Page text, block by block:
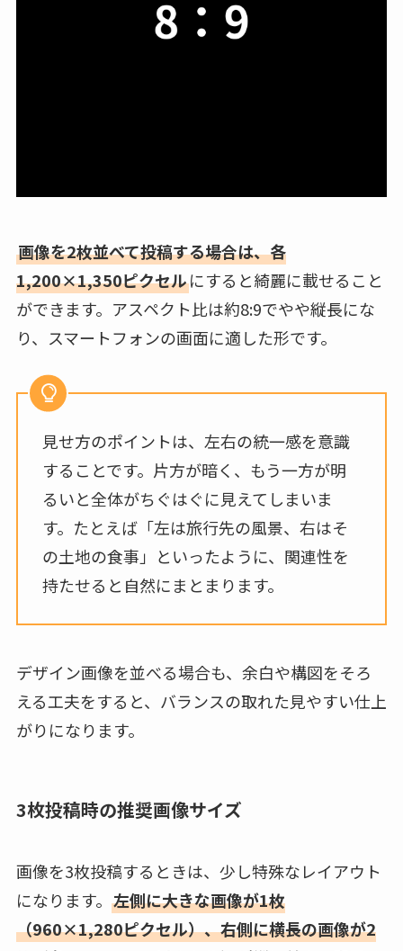
画像を2枚並べて投稿する場合は、各
1,200×1,350ピクセルにすると綺麗に載せること
ができます。アスペクト比は約8:9でやや縦長にな
り、スマートフォンの画面に適した形です。
見せ方のポイントは、左右の統一感を意識
することです。片方が暗く、もう一方が明
るいと全体がちぐはぐに見えてしまいま
す。たとえば「左は旅行先の風景、右はそ
の土地の食事」といったように、関連性を
持たせると自然にまとまります。
デザイン画像を並べる場合も、余白や構図をそろ
える工夫をすると、バランスの取れた見やすい仕上
がりになります。
3枚投稿時の推奨画像サイズ
画像を3枚投稿するときは、少し特殊なレイアウト
になります。 左側に大きな画像が1枚
（960×1,280ピクセル）、右側に横長の画像が2